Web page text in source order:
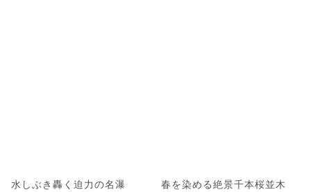
水しぶき轟く迫力の名瀑 春を染める絶景千本桜並木